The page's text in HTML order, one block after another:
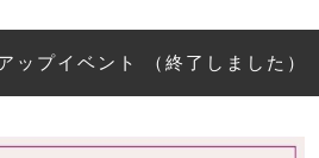
ップイベント （終了しました）